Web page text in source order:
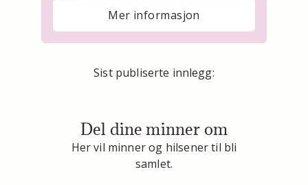
Mer informasjon
Sist publiserte innlegg:
Del dine minner om
Her vil minner og hilsener til bli
samlet.